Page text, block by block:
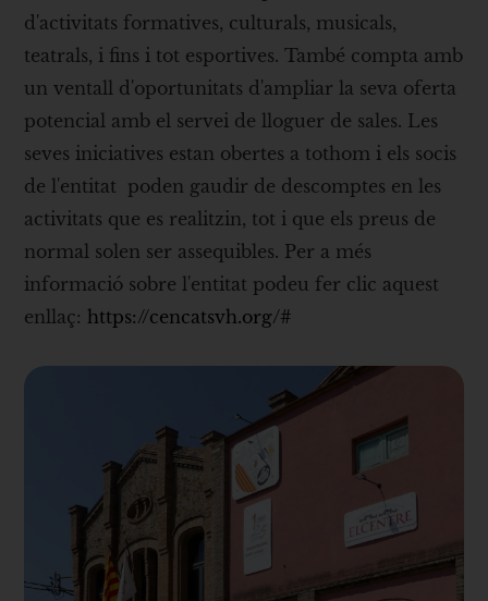
d'activitats formatives, culturals, musicals,
teatrals, i fins i tot esportives. També compta amb
un ventall d'oportunitats d'ampliar la seva oferta
potencial amb el servei de lloguer de sales. Les
seves iniciatives estan obertes a tothom i els socis
de l'entitat poden gaudir de descomptes en les
activitats que es realitzin, tot i que els preus de
normal solen ser assequibles. Per a més
informació sobre l'entitat podeu fer clic aquest
enllaç: https://cencatsvh.org/#